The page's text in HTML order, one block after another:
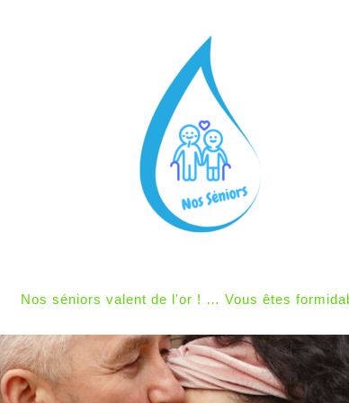
Nos séniors valent de l'or ! … Vous êtes